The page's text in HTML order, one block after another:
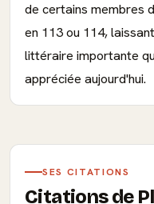
de certains membres
en 113 ou 114,
littéraire importante
appréciée aujourd'hui.
SES CITATIONS
Citations de